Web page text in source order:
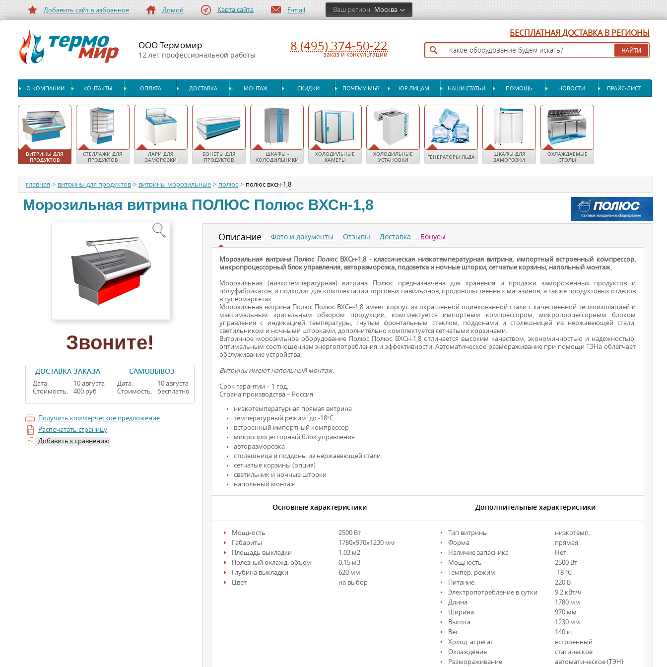
ВИТРИНЫ ДЛЯ
ПРОДУКТОВ
Добавить сайт в избранное Домой Карта сайта E-mail Ваш регион: Москва
ООО Термомир
12 лет профессиональной работы
8 (495) 374-50-22
заказ и консультации
БЕСПЛАТНАЯ ДОСТАВКА В РЕГИОНЫ
О КОМПАНИИ КОНТАКТЫ ОПЛАТА ДОСТАВКА МОНТАЖ СКИДКИ ПОЧЕМУ МЫ? ЮР.ЛИЦАМ НАШИ СТАТЬИ ПОМОЩЬ НОВОСТИ ПРАЙС-ЛИСТ
ВИТРИНЫ ДЛЯ
ПРОДУКТОВ
СТЕЛЛАЖИ ДЛЯ
ПРОДУКТОВ
ЛАРИ ДЛЯ
ЗАМОРОЗКИ
БОНЕТЫ ДЛЯ
ПРОДУКТОВ
ШКАФЫ -
ХОЛОДИЛЬНИКИ
ХОЛОДИЛЬНЫЕ
КАМЕРЫ
ХОЛОДИЛЬНЫЕ
УСТАНОВКИ
ГЕНЕРАТОРЫ ЛЬДА
ШКАФЫ ДЛЯ
ЗАМОРОЗКИ
ОХЛАЖДАЕМЫЕ
СТОЛЫ
главная > витрины для продуктов > витрины морозильные > полюс > полюс вхсн-1,8
Морозильная витрина ПОЛЮС Полюс ВХСн-1,8
Звоните!
ДОСТАВКА ЗАКАЗА
Дата:
Стоимость:
10 августа
400 руб
САМОВЫВОЗ
Дата:
Стоимость:
10 августа
бесплатно
Получить коммерческое предложение
Распечатать страницу
Добавить к сравнению
Описание
Морозильная витрина Полюс Полюс ВХСн-1,8 - классическая низкотемпературная витрина, импортный встроенный компрессор,
микропроцессорный блок управления, авторазморозка, подсветка и ночные шторки, сетчатые корзины, напольный монтаж.
Морозильная (низкотемпературная) витрина Полюс предназначена для хранения и продажи замороженных продуктов и
полуфабрикатов, и подходит для комплектации торговых павильонов, продовольственных магазинов, а также продуктовых отделов
в супермаркетах.
Морозильная витрина Полюс Полюс ВХСн-1,8 имеет корпус из окрашенной оцинкованной стали с качественной теплоизоляцией и
максимальным зрительным обзором продукции, комплектуется импортным компрессором, микропроцессорным блоком
управления с индикацией температуры, гнутым фронтальным стеклом, поддонами и столешницей из нержавеющей стали,
светильником и ночными шторками, дополнительно комплектуется сетчатыми корзинами.
Витринное морозильное оборудование Полюс Полюс ВХСн-1,8 отличается высоким качеством, экономичностью и надежностью,
оптимальным соотношением энергопотребления и эффективности. Автоматическое размораживание при помощи ТЭНа облегчает
обслуживание устройства.
Витрины имеют напольный монтаж.
Срок гарантии – 1 год.
Страна производства – Россия
низкотемпературная прямая витрина
температурный режим: до -18°С
встроенный импортный компрессор
микропроцессорный блок управления
авторазморозка
столешница и поддоны из нержавеющей стали
сетчатые корзины (опция)
светильник и ночные шторки
напольный монтаж
Основные характеристики
Мощность
2500 Вт
Габариты
1780х970х1230 мм
Площадь выкладки
1.03 м2
Полезный охлажд. объем
0.15 м3
Глубина выкладки
620 мм
Цвет
на выбор
Дополнительные характеристики
Тип витрины
низкотемп.
Форма
прямая
Наличие запасника
Нет
Мощность
2500 Вт
Темпер. режим
-18 °С
Питание
220 В
Электропотребление в сутки
9.2 кВт/ч
Длина
1780 мм
Ширина
970 мм
Высота
1230 мм
Вес
140 кг
Холод. агрегат
встроенный
Охлаждение
статическое
Размораживание
автоматическое (ТЭН)
Фото и документы Отзывы Доставка Бонусы